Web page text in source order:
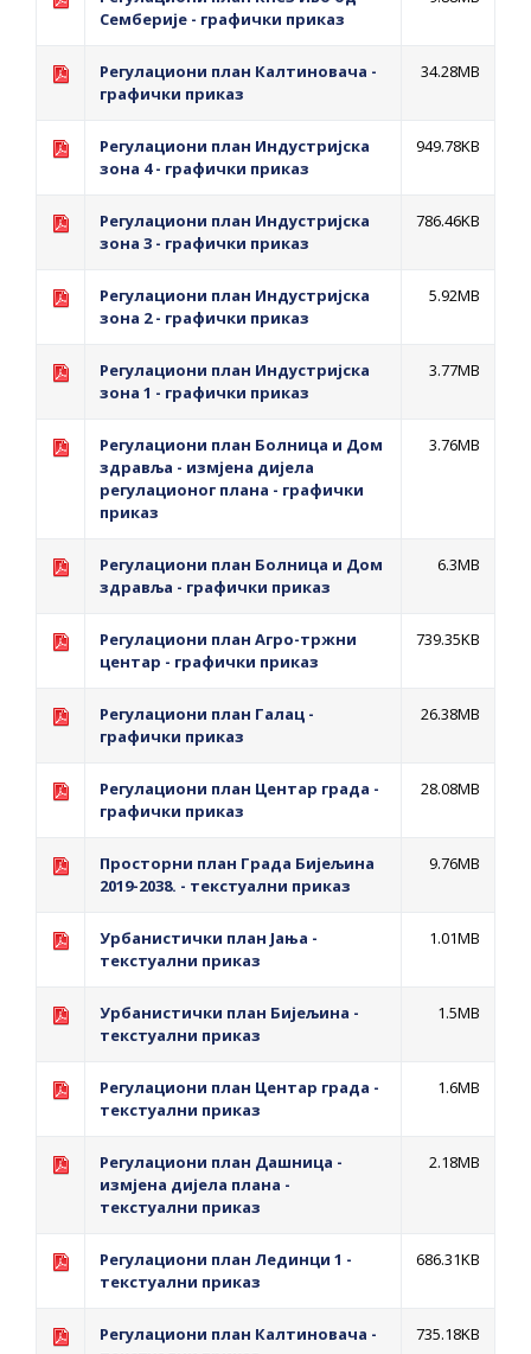
ПРЕЛИМИНАРНA РАНГ ЛИСТA
НА ГРАДСКИ МЈЕСЕЧНИ БОРАЧКИ
ВОЈСКЕ РЕПУБЛИКЕ СРПСКЕ У СТАЊУ
СОЦИЈАЛНЕ ПОТРЕБЕ
ЈАВНИ ПОЗИВ ЗА НАЈЉЕПШЕ УРЕЂЕНО
ДОМАЋИНСТАВА, ДВОРИШТЕ
ПРОСТОР У МЈЕСНИМ ЗАЈЕДНИЦАМА НА
ТЕРИТОРИЈИ ГРАДА БИЈЕЉИНА
Обавјештење за предузетника - Гојко
Богуновић
Oд 27. јула пријем захтјева за новчану
основцима
гориво доступни од 13. марта до 15.
новембра
Обавјештење о забрани саобраћаја 6. и
Обавјештење за предузетника - Вера
Семберије - графички приказ
Регулациони план Калтиновача -
графички приказ
34.28MB
Регулациони план Индустријска
зона 4 - графички приказ
949.78KB
Регулациони план Индустријска
зона 3 - графички приказ
786.46KB
Регулациони план Индустријска
зона 2 - графички приказ
5.92MB
Регулациони план Индустријска
зона 1 - графички приказ
3.77MB
Регулациони план Болница и Дом
здравља - измјена дијела
регулационог плана - графички
приказ
3.76MB
Регулациони план Болница и Дом
здравља - графички приказ
6.3MB
Регулациони план Агро-тржни
центар - графички приказ
739.35KB
Регулациони план Галац -
графички приказ
26.38MB
Регулациони план Центар града -
графички приказ
28.08MB
Просторни план Града Бијељина
2019-2038. - текстуални приказ
9.76MB
Урбанистички план Јања -
текстуални приказ
1.01MB
Урбанистички план Бијељина -
текстуални приказ
1.5MB
Регулациони план Центар града -
текстуални приказ
1.6MB
Регулациони план Дашница -
измјена дијела плана -
текстуални приказ
2.18MB
Регулациони план Лединци 1 -
текстуални приказ
686.31KB
Регулациони план Калтиновача -
735.18KB